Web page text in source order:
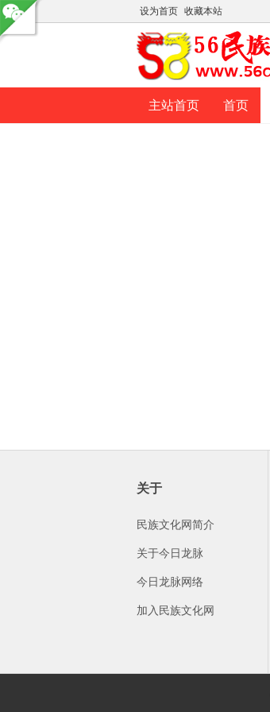
设为首页 收藏本站
主站首页 首页
关于
民族文化网简介
关于今日龙脉
今日龙脉网络
加入民族文化网